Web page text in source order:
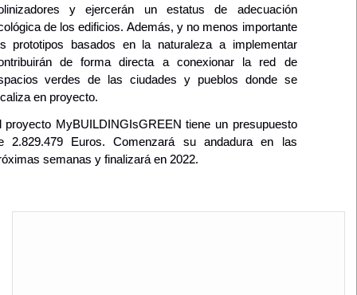
y ejercerán un estatus de adecuación
de los edificios. Además, y no menos importante
prototipos basados en la naturaleza a implementar
de forma directa a conexionar la red de
verdes de las ciudades y pueblos donde se
en proyecto.
proyecto MyBUILDINGIsGREEN tiene un presupuesto
2.829.479 Euros. Comenzará su andadura en las
semanas y finalizará en 2022.